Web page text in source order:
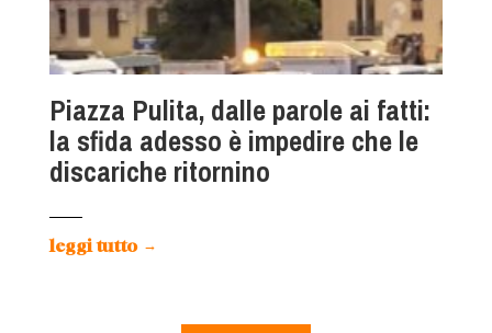
Piazza Pulita, dalle parole ai fatti:
la sfida adesso è impedire che le
discariche ritornino
leggi tutto →